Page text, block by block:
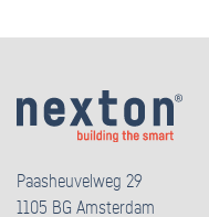
Paasheuvelweg 29
1105 BG Amsterdam